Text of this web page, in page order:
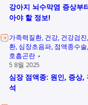
강아지 뇌수막염 증상부
아야 할 정보!
가족력질환 건강 건강검진
환 심장초음파 점액종수술
호흡곤란
5 8월 2025
심장 점액종: 원인, 증상,
석